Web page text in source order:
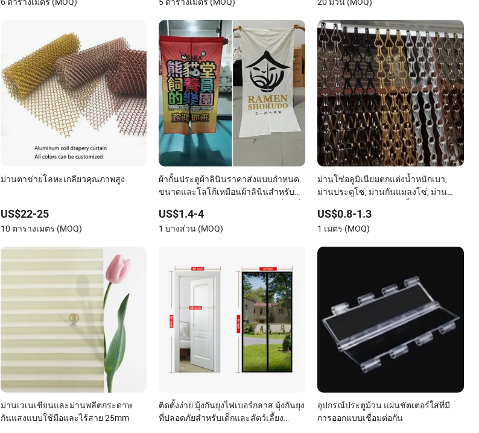
ม่านตาข่ายโลหะเกลียวคุณภาพสูง
US$22-25
10 ตารางเมตร (MOQ)
ผ้ากั้นประตูผ้าลินินราคาส่งแบบกำหนด
ขนาดและโลโก้เหมือนผ้าลินินสำหรับ
พิมพ์ด้วยเทคนิคการพิมพ์ซับลิเมชัน
สำหรับตกแต่งโรงแรม
US$1.4-4
1 บางส่วน (MOQ)
ม่านโซ่อลูมิเนียมตกแต่งน้ำหนักเบา,
ม่านประตูโซ่, ม่านกันแมลงโซ่, ม่าน
US$0.8-1.3
1 เมตร (MOQ)
ม่านเวเนเชียนและม่านพลีตกระดาษ
กันแสงแบบใช้มือและไร้สาย 25mm
ติดตั้งง่าย มุ้งกันยุงไฟเบอร์กลาส มุ้งกันยุง
ที่ปลอดภัยสำหรับเด็กและสัตว์เลี้ยง
อุปกรณ์ประตูม้วน แผ่นชัตเตอร์ใสที่มี
การออกแบบเชื่อมต่อกัน